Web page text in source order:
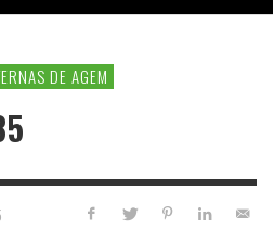
DE AGEM